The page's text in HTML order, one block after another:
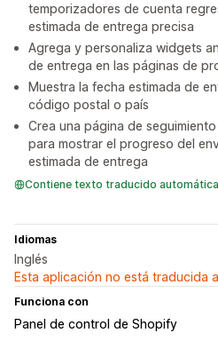
temporizadores de cuenta
estimada de entrega precisa
Agrega y personaliza widgets
de entrega en las páginas de
Muestra la fecha estimada de
código postal o país
Crea una página de
para mostrar el progreso del
estimada de entrega
Contiene texto traducido
Idiomas
Inglés
Esta aplicación no está traducida
Funciona con
Panel de control de Shopify